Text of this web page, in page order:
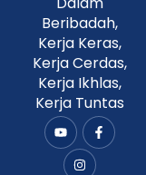
Beribadah,
Kerja Keras,
Kerja Cerdas,
Kerja Ikhlas,
Kerja Tuntas
Y
o
u
t
F
a
n
s
t